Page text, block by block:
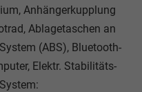
Anhängerkupplung
Ablagetaschen an
(ABS), Bluetooth-
Elektr. Stabilitäts-